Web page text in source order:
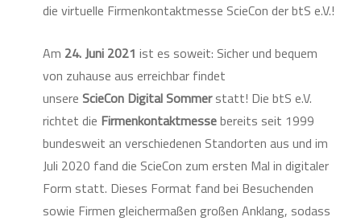
die virtuelle Firmenkontaktmesse ScieCon der btS e.V.!
Am 24. Juni 2021 ist es soweit: Sicher und bequem
von zuhause aus erreichbar findet
unsere ScieConDigital Sommerstatt! Die btS e.V.
richtet die Firmenkontaktmessebereits seit 1999
bundesweit an verschiedenen Standorten aus und im
Juli 2020 fand die ScieCon zum ersten Mal in digitaler
Form statt. Dieses Format fand bei Besuchenden
sowie Firmen gleichermaßen großen Anklang, sodass